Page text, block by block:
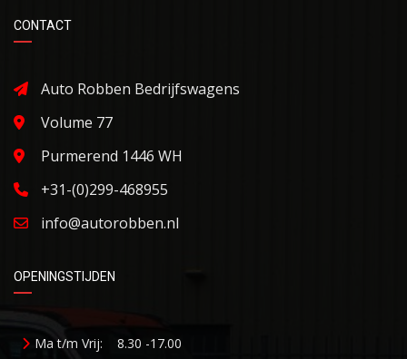
CONTACT
Auto Robben Bedrijfswagens
Volume 77
Purmerend 1446 WH
+31-(0)299-468955
info@autorobben.nl
OPENINGSTIJDEN
Ma t/m Vrij: 8.30 -17.00